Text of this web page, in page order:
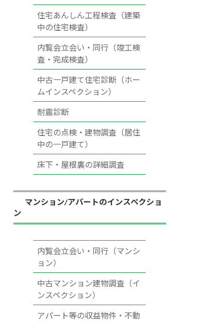
住宅あんしん工程検査（建築
中の住宅検査）
内覧会立会い・同行（竣工検
査・完成検査）
中古一戸建て住宅診断（ホー
ムインスペクション）
耐震診断
住宅の点検・建物調査（居住
中の一戸建て）
床下・屋根裏の詳細調査
マンション/アパートのインスペクショ
ン
内覧会立会い・同行（マンシ
ョン）
中古マンション建物調査（イ
ンスペクション）
アパート等の収益物件・不動